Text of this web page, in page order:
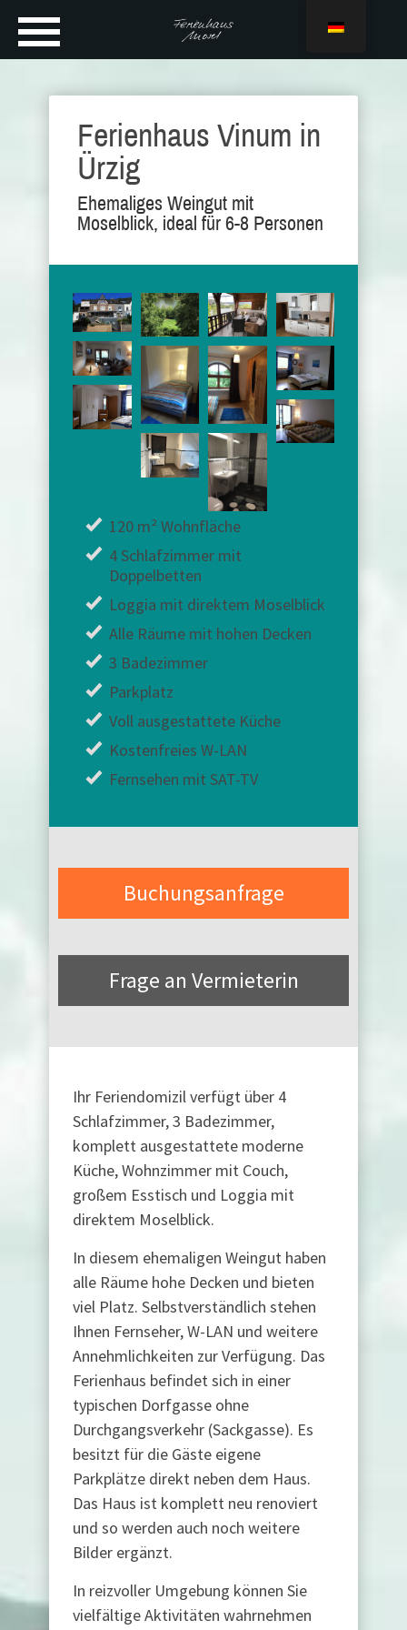
Ferienhaus Vinum in
Ürzig
Ehemaliges Weingut mit
Moselblick, ideal für 6-8 Personen
120 m² Wohnfläche
4 Schlafzimmer mit
Doppelbetten
Loggia mit direktem Moselblick
Alle Räume mit hohen Decken
3 Badezimmer
Parkplatz
Voll ausgestattete Küche
Kostenfreies W-LAN
Fernsehen mit SAT-TV
Buchungsanfrage
Frage an Vermieterin
Ihr Feriendomizil verfügt über 4
Schlafzimmer, 3 Badezimmer,
komplett ausgestattete moderne
Küche, Wohnzimmer mit Couch,
großem Esstisch und Loggia mit
direktem Moselblick.
In diesem ehemaligen Weingut haben
alle Räume hohe Decken und bieten
viel Platz. Selbstverständlich stehen
Ihnen Fernseher, W-LAN und weitere
Annehmlichkeiten zur Verfügung. Das
Ferienhaus befindet sich in einer
typischen Dorfgasse ohne
Durchgangsverkehr (Sackgasse). Es
besitzt für die Gäste eigene
Parkplätze direkt neben dem Haus.
Das Haus ist komplett neu renoviert
und so werden auch noch weitere
Bilder ergänzt.
In reizvoller Umgebung können Sie
vielfältige Aktivitäten wahrnehmen